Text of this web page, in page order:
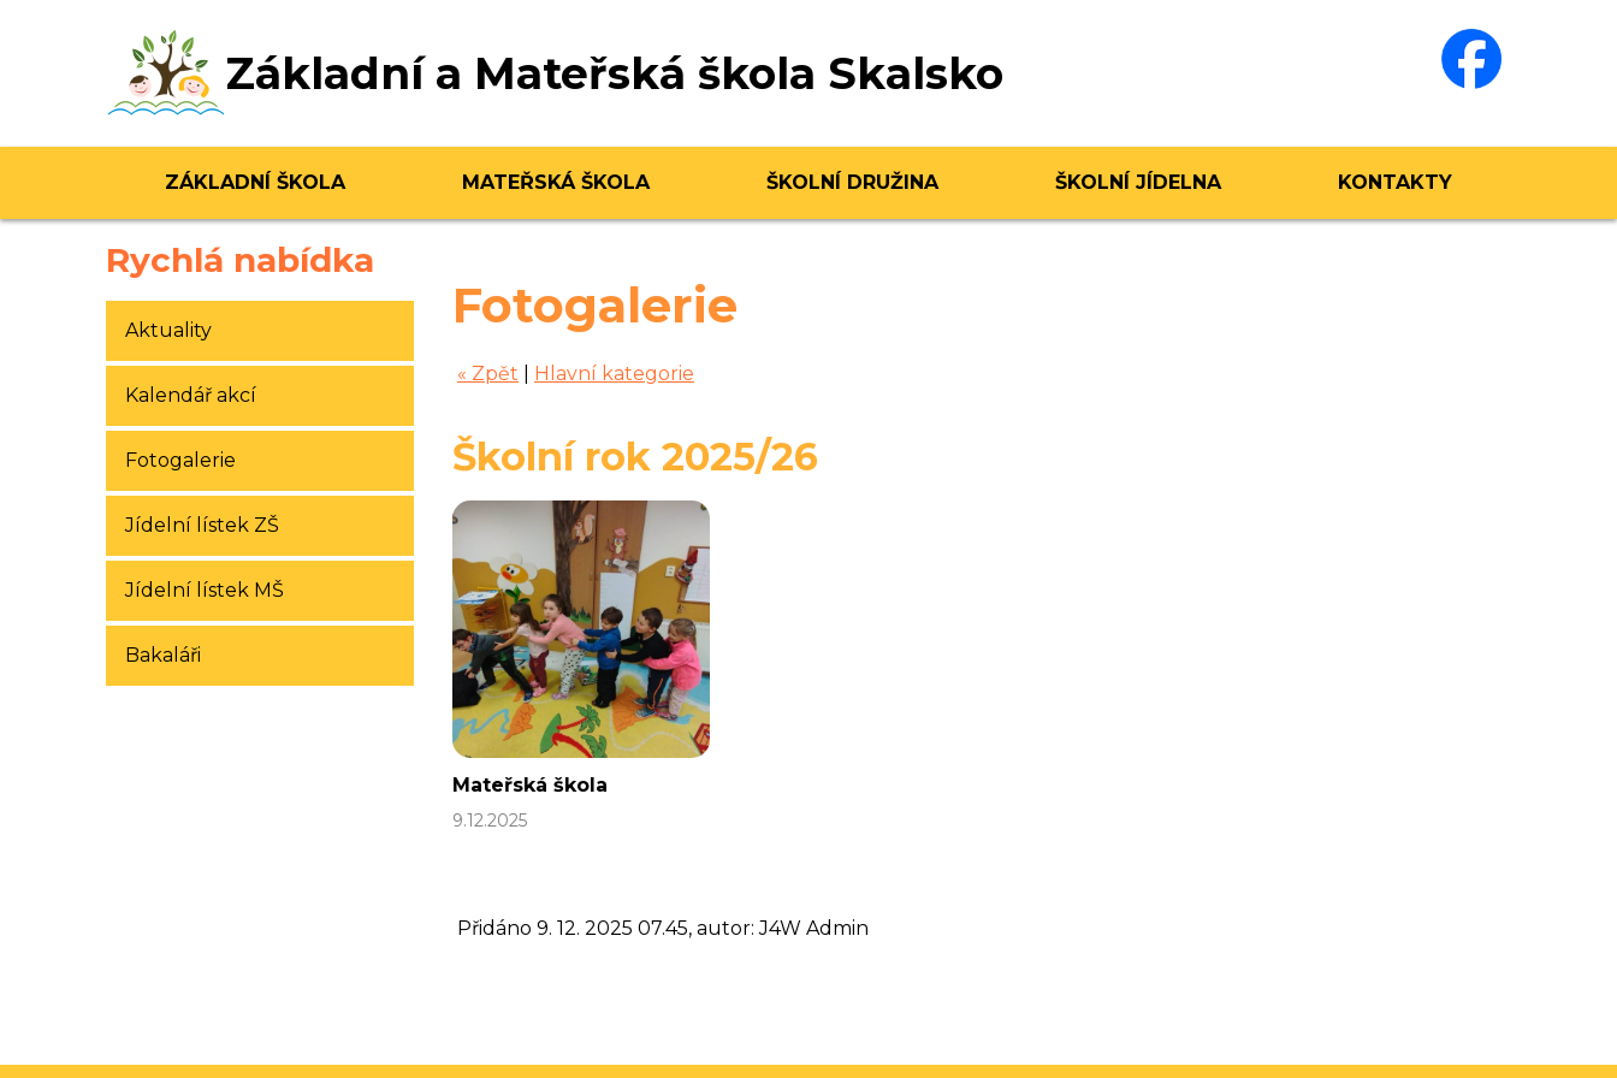
Základní a Mateřská škola Skalsko
ZÁKLADNÍ ŠKOLA MATEŘSKÁ ŠKOLA ŠKOLNÍ DRUŽINA ŠKOLNÍ JÍDELNA KONTAKTY
Fotogalerie
« Zpět Hlavní kategorie
Školní rok 2025/26
Mateřská škola
9.12.2025
Přidáno 9. 12. 2025 07.45, autor: J4W Admin
Rychlá nabídka
Aktuality
Kalendář akcí
Fotogalerie
Jídelní lístek ZŠ
Jídelní lístek MŠ
Bakaláři